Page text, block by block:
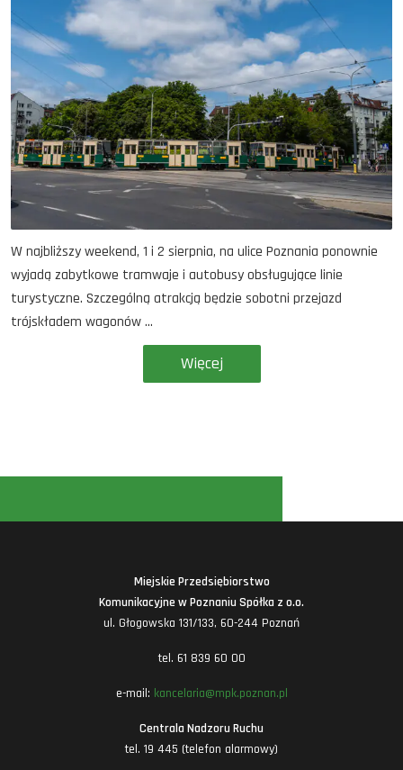
W najbliższy weekend, 1 i 2 sierpnia, na ulice Poznania ponownie
wyjadą zabytkowe tramwaje i autobusy obsługujące linie
turystyczne. Szczególną atrakcją będzie sobotni przejazd
trójskładem wagonów ...
Więcej
Miejskie Przedsiębiorstwo
Komunikacyjne w Poznaniu Spółka z o.o.
ul. Głogowska 131/133, 60-244 Poznań
tel. 61 839 60 00
e-mail: kancelaria@mpk.poznan.pl
Centrala Nadzoru Ruchu
tel. 19 445 (telefon alarmowy)